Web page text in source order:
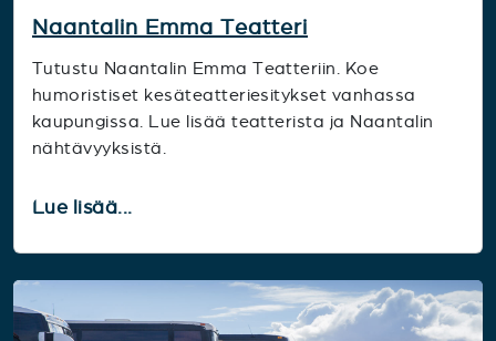
Naantalin Emma Teatteri
Tutustu Naantalin Emma Teatteriin. Koe
humoristiset kesäteatteriesitykset vanhassa
kaupungissa. Lue lisää teatterista ja Naantalin
nähtävyyksistä.
Lue lisää...